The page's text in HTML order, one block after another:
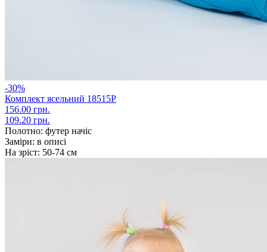
-30%
Комплект ясельний 18515Р
156.00 грн.
109.20 грн.
Полотно: футер начіс
Заміри: в описі
На зріст: 50-74 см